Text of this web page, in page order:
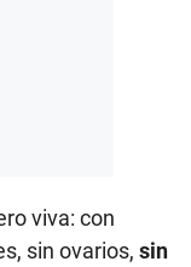
viva: con
sin ovarios, sin